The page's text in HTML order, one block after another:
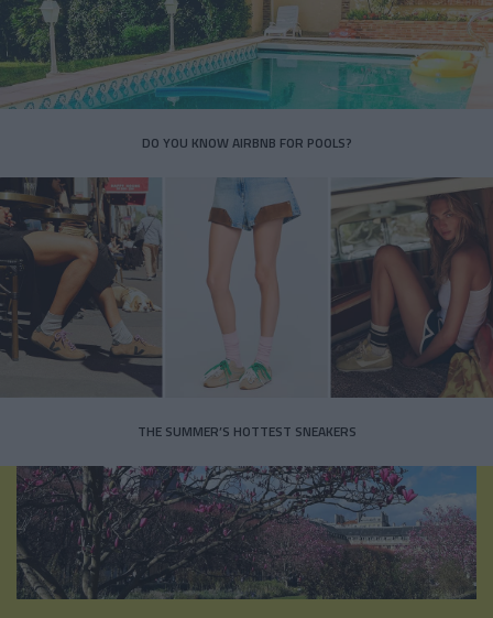
DO YOU KNOW AIRBNB FOR POOLS?
THE SUMMER’S HOTTEST SNEAKERS